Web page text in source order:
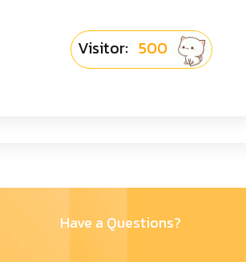
Visitor: 500
Have a Questions?